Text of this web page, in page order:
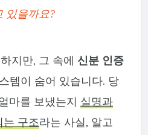
있을까요?
지만, 그 속에 신분 인증
템이 숨어 있습니다. 당
마를 보냈는지 실명과
는 구조라는 사실, 알고